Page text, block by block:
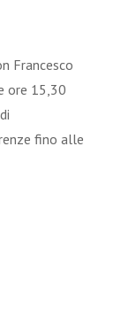
Francesco
ore 15,30
fino alle